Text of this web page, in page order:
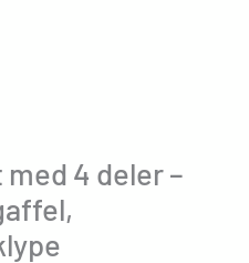
4 deler –